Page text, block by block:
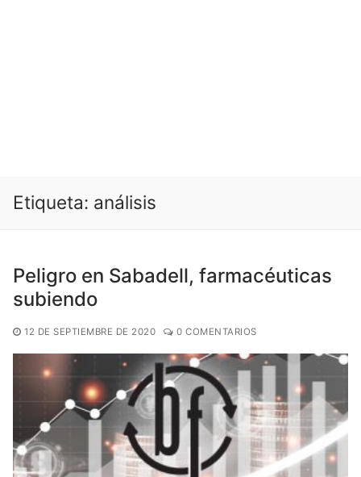
Etiqueta: análisis
Peligro en Sabadell, farmacéuticas
subiendo
12 DE SEPTIEMBRE DE 2020 0 COMENTARIOS